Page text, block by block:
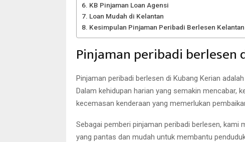
KB Pinjaman Loan Agensi
Loan Mudah di Kelantan
Kesimpulan Pinjaman Peribadi Berlesen Kelantan
Pinjaman peribadi berlesen
Pinjaman peribadi berlesen di Kubang Kerian
Dalam kehidupan harian yang semakin mencabar,
kecemasan kenderaan yang memerlukan
Sebagai pemberi pinjaman peribadi berlesen, kami
yang pantas dan mudah untuk membantu